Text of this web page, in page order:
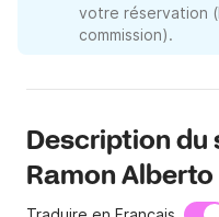
votre réservation
commission).
Description du
Ramon Alberto